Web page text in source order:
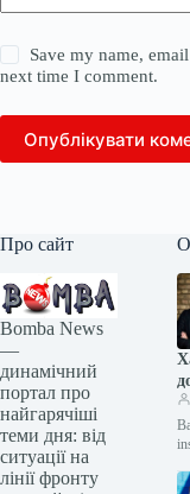
Save my name,
next time I comment.
Опублікувати
Про сайт
Bomba News
—
динамічний
портал про
найгарячіші
теми дня: від
ситуації на
лінії фронту